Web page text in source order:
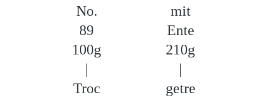
No.
89
100g
|
Troc
mit
Ente
210g
|
getre